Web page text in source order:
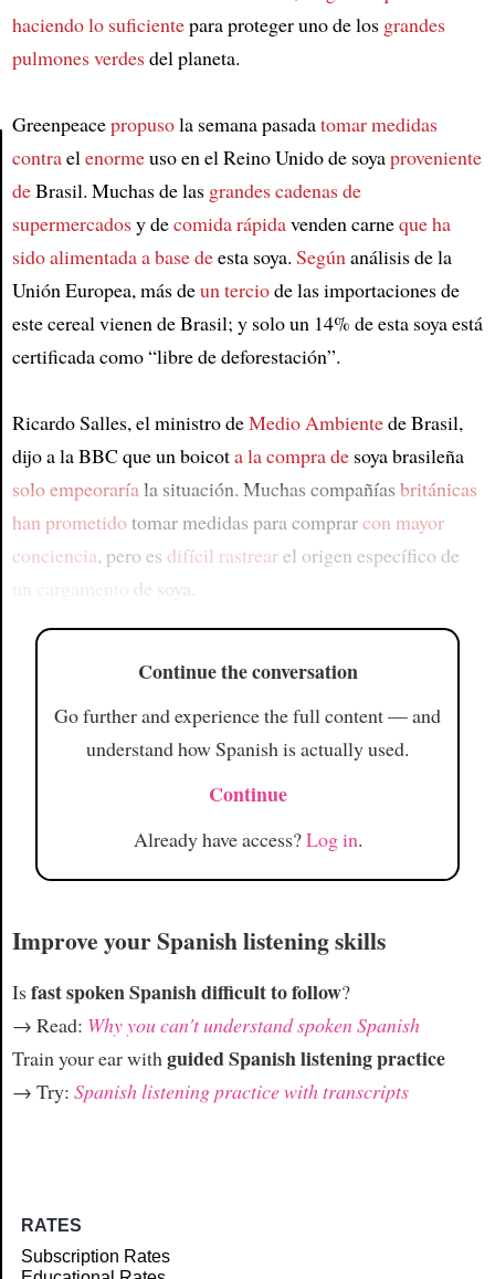
Article
haciendo lo suficientepara proteger uno de los grandes
pulmones verdesdel planeta.
Greenpeacepropusola semana pasadatomar medidas
contrael enormeuso en el Reino Unido de soyaproveniente
deBrasil. Muchas de las grandes cadenas de
supermercadosy decomida rápidavenden carneque ha
sido alimentada a base deesta soya. Según análisis de la
Unión Europea, más deun terciode las importaciones de
este cereal vienen de Brasil; y solo un 14% de esta soya está
certificada como “libre de deforestación”.
Ricardo Salles, el ministro deMedio Ambientede Brasil,
dijo a la BBC que un boicota la compra desoya brasileña
solo empeoraría la situación. Muchas compañías británicas
han prometidotomar medidas para comprarcon mayor
conciencia, pero es difícil rastrearel origen específico de
un cargamento
de soya.
Continue the conversation
Go further and experience the full content — and
understand how Spanish is actually used.
Continue
Already have access?Log in.
Improve your Spanish listening skills
Isfast spoken Spanish difficult to follow?
→ Read: Why you can't understand spoken Spanish
Train your ear withguided Spanish listening practice
→ Try: Spanish listening practice with transcripts
RATES
Subscription Rates